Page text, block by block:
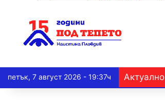
петък, 7 август 2026 - 19:37ч Актуално